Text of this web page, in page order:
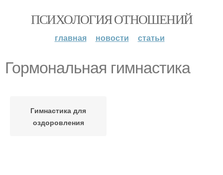
ПСИХОЛОГИЯ ОТНОШЕНИЙ
главная новости статьи
Гормональная гимнастика
Гимнастика для
оздоровления